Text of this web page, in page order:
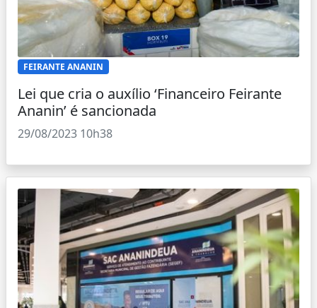
FEIRANTE ANANIN
Lei que cria o auxílio ‘Financeiro Feirante
Ananin’ é sancionada
29/08/2023 10h38